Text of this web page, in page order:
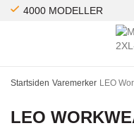
4000 MODELLER
Startsiden Varemerker LEO
LEO